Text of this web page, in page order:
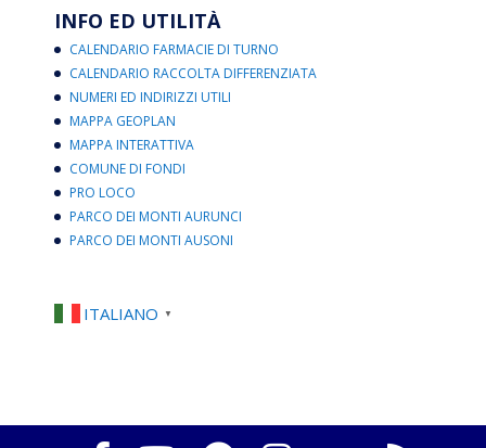
INFO ED UTILITÀ
CALENDARIO FARMACIE DI TURNO
CALENDARIO RACCOLTA DIFFERENZIATA
NUMERI ED INDIRIZZI UTILI
MAPPA GEOPLAN
MAPPA INTERATTIVA
COMUNE DI FONDI
PRO LOCO
PARCO DEI MONTI AURUNCI
PARCO DEI MONTI AUSONI
ITALIANO ▼